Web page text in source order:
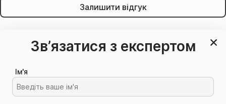
Залишити відгук
Зв’язатися з експертом
Ім'я